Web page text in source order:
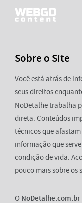
Sobre o Site
Você está atrás de
seus direitos
NoDetalhe trabalha
direta. Conteúdos
técnicos que afastam
informação que
condição de vida.
pouco mais sobre os
O NoDetalhe.com.br